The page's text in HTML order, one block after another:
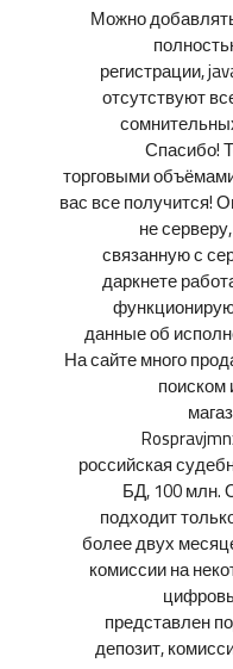
Можно
регистрации,
отсутствуют
Спасибо!
торговыми
вас все получится!
не
связанную с
даркнете
данные об
На сайте много
поиском
российская
БД, 100 млн.
подходит
более двух
комиссии на
представлен
депозит,